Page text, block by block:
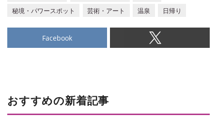
秘境・パワースポット
芸術・アート 温泉 日帰り
Facebook
おすすめの新着記事